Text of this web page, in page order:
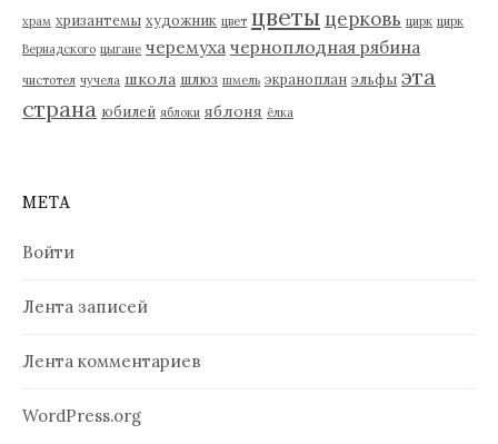
храм хризантемы художник цвет цветы церковь цирк цирк
Вернадского цыгане черемуха черноплодная рябина
чистотел чучела школа шлюз шмель экраноплан эльфы эта
страна юбилей яблоки яблоня ёлка
МЕТА
Войти
Лента записей
Лента комментариев
WordPress.org